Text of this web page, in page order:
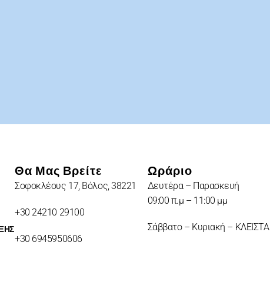
Θα Μας Βρείτε
Σοφοκλέους 17, Βόλος, 38221
+30 24210 29100
+30 6945950606
Ωράριο
Δευτέρα – Παρασκευή
09:00 π.μ – 11:00 μμ
Σάββατο – Κυριακή – ΚΛΕΙΣΤΑ